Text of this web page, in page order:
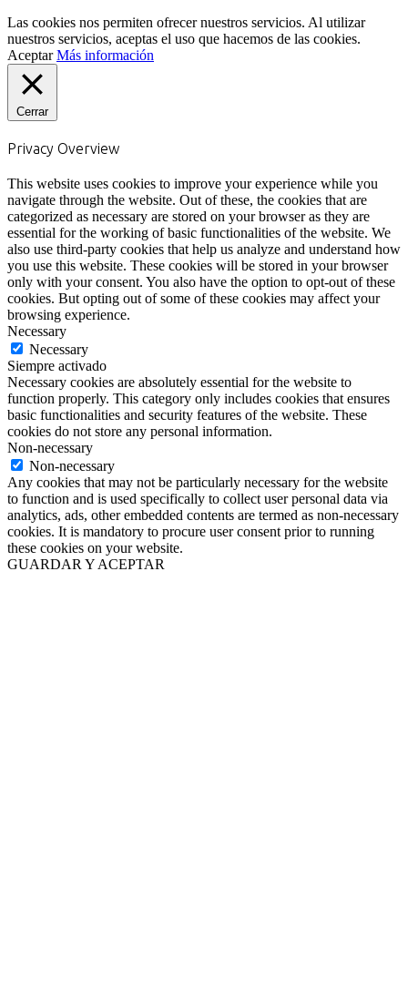
Las cookies nos permiten ofrecer nuestros servicios. Al utilizar
nuestros servicios, aceptas el uso que hacemos de las cookies.
Aceptar Más información
Cerrar
Privacy Overview
This website uses cookies to improve your experience while you
navigate through the website. Out of these, the cookies that are
categorized as necessary are stored on your browser as they are
essential for the working of basic functionalities of the website. We
also use third-party cookies that help us analyze and understand how
you use this website. These cookies will be stored in your browser
only with your consent. You also have the option to opt-out of these
cookies. But opting out of some of these cookies may affect your
browsing experience.
Necessary
Necessary
Siempre activado
Necessary cookies are absolutely essential for the website to
function properly. This category only includes cookies that ensures
basic functionalities and security features of the website. These
cookies do not store any personal information.
Non-necessary
Non-necessary
Any cookies that may not be particularly necessary for the website
to function and is used specifically to collect user personal data via
analytics, ads, other embedded contents are termed as non-necessary
cookies. It is mandatory to procure user consent prior to running
these cookies on your website.
GUARDAR Y ACEPTAR